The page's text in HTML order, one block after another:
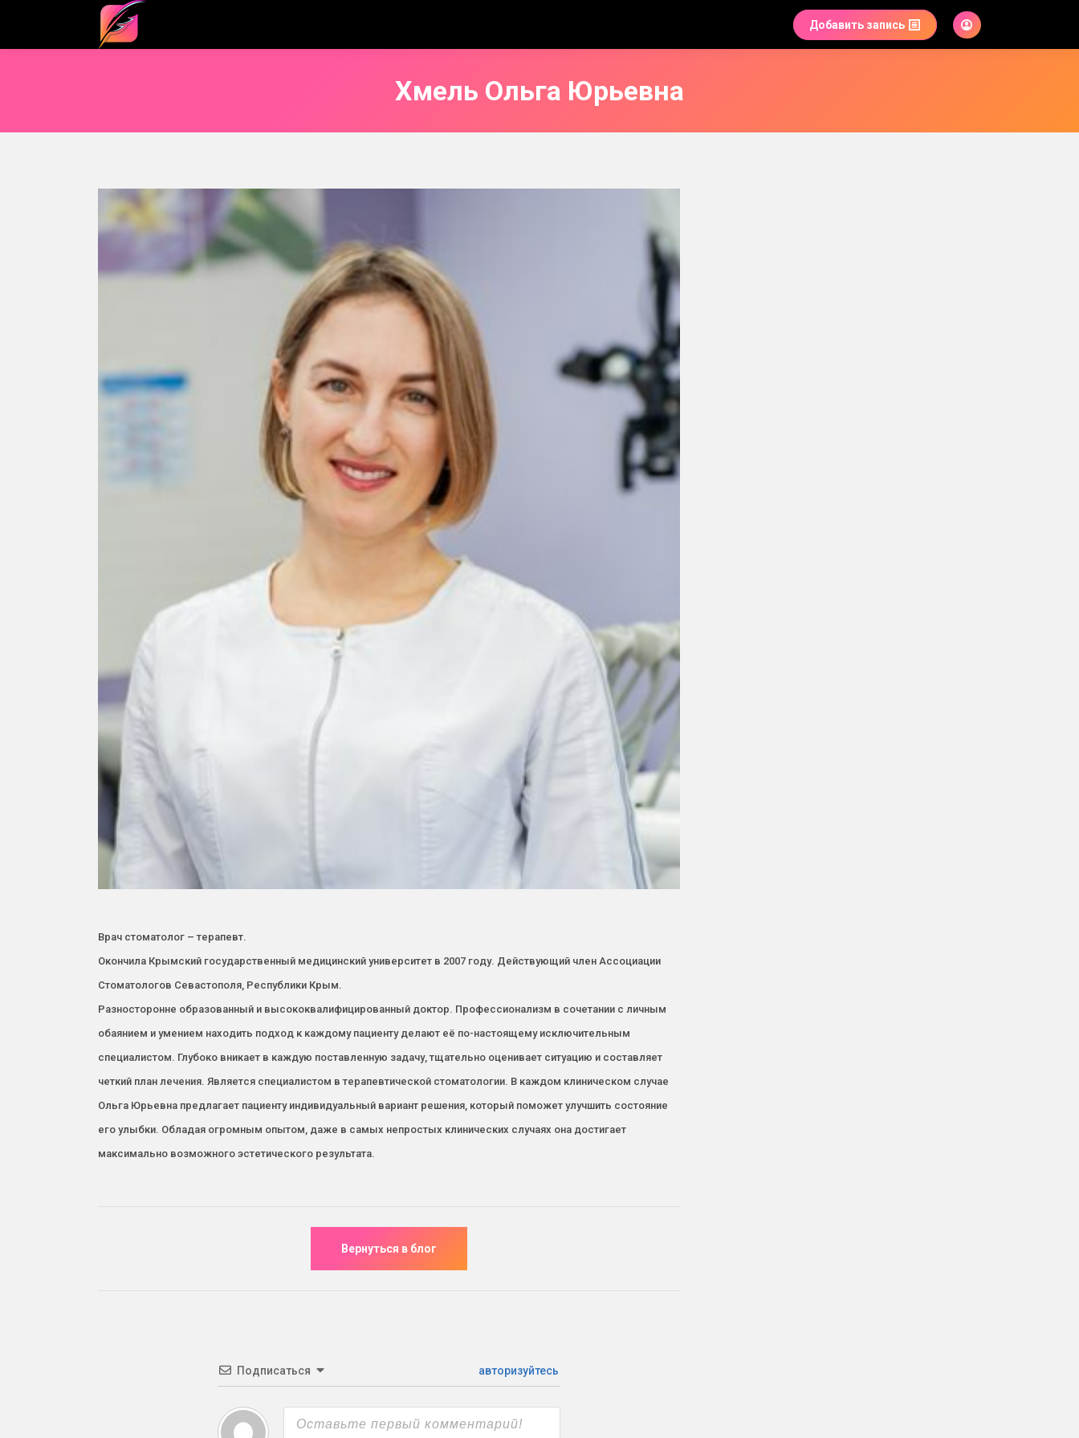
Добавить запись
Хмель Ольга Юрьевна
Врач стоматолог – терапевт.
Окончила Крымский государственный медицинский университет в 2007 году. Действующий член Ассоциации
Стоматологов Севастополя, Республики Крым.
Разносторонне образованный и высококвалифицированный доктор. Профессионализм в сочетании с личным
обаянием и умением находить подход к каждому пациенту делают её по-настоящему исключительным
специалистом. Глубоко вникает в каждую поставленную задачу, тщательно оценивает ситуацию и составляет
четкий план лечения. Является специалистом в терапевтической стоматологии. В каждом клиническом случае
Ольга Юрьевна предлагает пациенту индивидуальный вариант решения, который поможет улучшить состояние
его улыбки. Обладая огромным опытом, даже в самых непростых клинических случаях она достигает
максимально возможного эстетического результата.
Подписаться авторизуйтесь